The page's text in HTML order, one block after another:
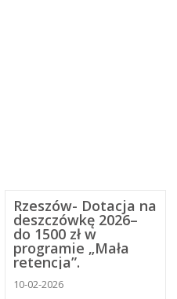
Rzeszów- Dotacja na
deszczówkę 2026–
do 1500 zł w
programie „Mała
retencja”.
10-02-2026